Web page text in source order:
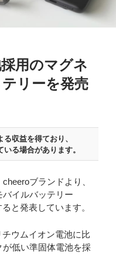
用のマグネ
リーを発売
収益を得ており、
る場合があります。
ブランドより、
イルバッテリー
と発表しています。
ウムイオン電池に比
低い準固体電池を採